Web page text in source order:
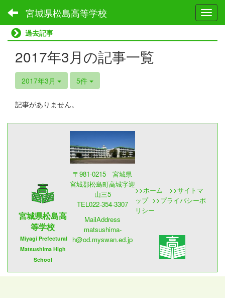
宮城県松島高等学校
過去記事
2017年3月の記事一覧
2017年3月 5件
記事がありません。
宮城県松島高
等学校
Miyagi Prefectural
Matsushima High
School
〒981-0215 宮城県
宮城郡松島町高城字迎
山三5
TEL022-354-3307
MailAddress
matsushima-
h@od.myswan.ed.jp
>>ホーム >>サイトマ
ップ >>プライバシーポ
リシー